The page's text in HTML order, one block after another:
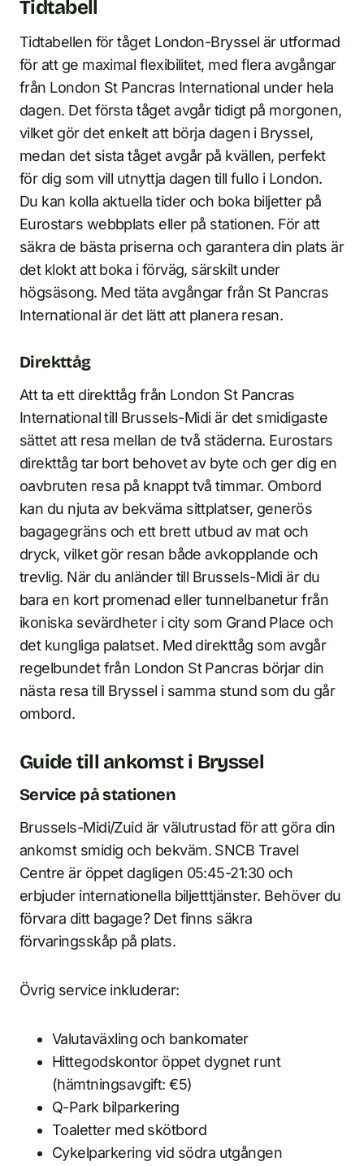
Tidtabell
Tidtabellen för tåget London-Bryssel är utformad
för att ge maximal flexibilitet, med flera avgångar
från London St Pancras International under hela
dagen. Det första tåget avgår tidigt på morgonen,
vilket gör det enkelt att börja dagen i Bryssel,
medan det sista tåget avgår på kvällen, perfekt
för dig som vill utnyttja dagen till fullo i London.
Du kan kolla aktuella tider och boka biljetter på
Eurostars webbplats eller på stationen. För att
säkra de bästa priserna och garantera din plats är
det klokt att boka i förväg, särskilt under
högsäsong. Med täta avgångar från St Pancras
International är det lätt att planera resan.
Direkttåg
Att ta ett direkttåg från London St Pancras
International till Brussels-Midi är det smidigaste
sättet att resa mellan de två städerna. Eurostars
direkttåg tar bort behovet av byte och ger dig en
oavbruten resa på knappt två timmar. Ombord
kan du njuta av bekväma sittplatser, generös
bagagegräns och ett brett utbud av mat och
dryck, vilket gör resan både avkopplande och
trevlig. När du anländer till Brussels-Midi är du
bara en kort promenad eller tunnelbanetur från
ikoniska sevärdheter i city som Grand Place och
det kungliga palatset. Med direkttåg som avgår
regelbundet från London St Pancras börjar din
nästa resa till Bryssel i samma stund som du går
ombord.
Guide till ankomst i Bryssel
Service på stationen
Brussels-Midi/Zuid är välutrustad för att göra din
ankomst smidig och bekväm. SNCB Travel
Centre är öppet dagligen 05:45-21:30 och
erbjuder internationella biljetttjänster. Behöver du
förvara ditt bagage? Det finns säkra
förvaringsskåp på plats.
Övrig service inkluderar:
Valutaväxling och bankomater
Hittegodskontor öppet dygnet runt
(hämtningsavgift: €5)
Q-Park bilparkering
Toaletter med skötbord
Cykelparkering vid södra utgången